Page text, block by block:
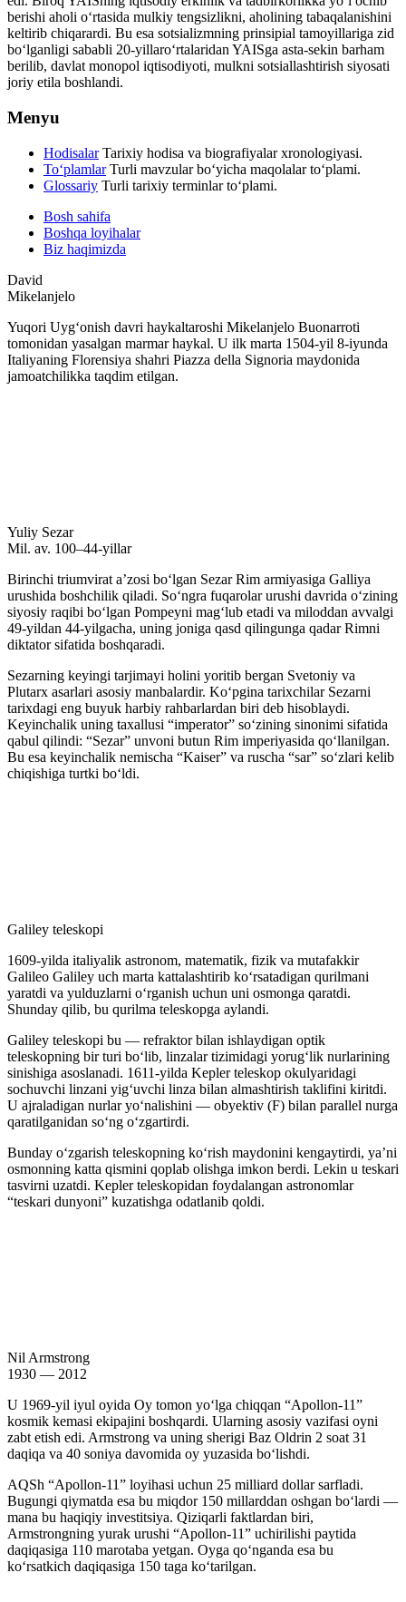
berishi aholi oʻrtasida mulkiy tengsizlikni, aholining tabaqalanishini
keltirib chiqarardi. Bu esa sotsializmning prinsipial tamoyillariga zid
boʻlganligi sababli 20-yillaroʻrtalaridan YAISga asta-sekin barham
berilib, davlat monopol iqtisodiyoti, mulkni sotsiallashtirish siyosati
joriy etila boshlandi.
Menyu
Hodisalar Tarixiy hodisa va biografiyalar xronologiyasi.
To‘plamlar Turli mavzular bo‘yicha maqolalar to‘plami.
Glossariy Turli tarixiy terminlar to‘plami.
Bosh sahifa
Boshqa loyihalar
Biz haqimizda
David
Mikelanjelo
Yuqori Uygʻonish davri haykaltaroshi Mikelanjelo Buonarroti
tomonidan yasalgan marmar haykal. U ilk marta 1504-yil 8-iyunda
Italiyaning Florensiya shahri Piazza della Signoria maydonida
jamoatchilikka taqdim etilgan.
Yuliy Sezar
Mil. av. 100–44-yillar
Birinchi triumvirat aʼzosi boʻlgan Sezar Rim armiyasiga Galliya
urushida boshchilik qiladi. Soʻngra fuqarolar urushi davrida oʻzining
siyosiy raqibi boʻlgan Pompeyni magʻlub etadi va miloddan avvalgi
49-yildan 44-yilgacha, uning joniga qasd qilingunga qadar Rimni
diktator sifatida boshqaradi.
Sezarning keyingi tarjimayi holini yoritib bergan Svetoniy va
Plutarx asarlari asosiy manbalardir. Koʻpgina tarixchilar Sezarni
tarixdagi eng buyuk harbiy rahbarlardan biri deb hisoblaydi.
Keyinchalik uning taxallusi “imperator” soʻzining sinonimi sifatida
qabul qilindi: “Sezar” unvoni butun Rim imperiyasida qoʻllanilgan.
Bu esa keyinchalik nemischa “Kaiser” va ruscha “sar” soʻzlari kelib
chiqishiga turtki boʻldi.
Galiley teleskopi
1609-yilda italiyalik astronom, matematik, fizik va mutafakkir
Galileo Galiley uch marta kattalashtirib koʻrsatadigan qurilmani
yaratdi va yulduzlarni oʻrganish uchun uni osmonga qaratdi.
Shunday qilib, bu qurilma teleskopga aylandi.
Galiley teleskopi bu — refraktor bilan ishlaydigan optik
teleskopning bir turi boʻlib, linzalar tizimidagi yorugʻlik nurlarining
sinishiga asoslanadi. 1611-yilda Kepler teleskop okulyaridagi
sochuvchi linzani yigʻuvchi linza bilan almashtirish taklifini kiritdi.
U ajraladigan nurlar yoʻnalishini — obyektiv (F) bilan parallel nurga
qaratilganidan soʻng oʻzgartirdi.
Bunday oʻzgarish teleskopning koʻrish maydonini kengaytirdi, yaʼni
osmonning katta qismini qoplab olishga imkon berdi. Lekin u teskari
tasvirni uzatdi. Kepler teleskopidan foydalangan astronomlar
“teskari dunyoni” kuzatishga odatlanib qoldi.
Nil Armstrong
1930 — 2012
U 1969-yil iyul oyida Oy tomon yoʻlga chiqqan “Apollon-11”
kosmik kemasi ekipajini boshqardi. Ularning asosiy vazifasi oyni
zabt etish edi. Armstrong va uning sherigi Baz Oldrin 2 soat 31
daqiqa va 40 soniya davomida oy yuzasida boʻlishdi.
AQSh “Apollon-11” loyihasi uchun 25 milliard dollar sarfladi.
Bugungi qiymatda esa bu miqdor 150 millarddan oshgan boʻlardi —
mana bu haqiqiy investitsiya. Qiziqarli faktlardan biri,
Armstrongning yurak urushi “Apollon-11” uchirilishi paytida
daqiqasiga 110 marotaba yetgan. Oyga qoʻnganda esa bu
koʻrsatkich daqiqasiga 150 taga koʻtarilgan.